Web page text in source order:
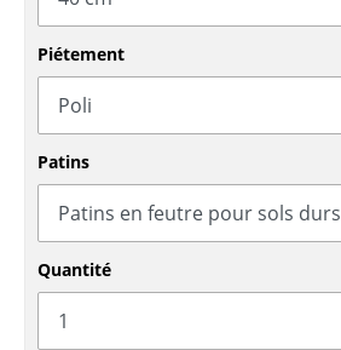
Tables
Tables de repas
Tables d’appoint
Tables basses
Bureaux & Secrétaires
Secrétaires & Tables PC
Tables de conférence et Pupitres
Piétement
Patins
Quantité